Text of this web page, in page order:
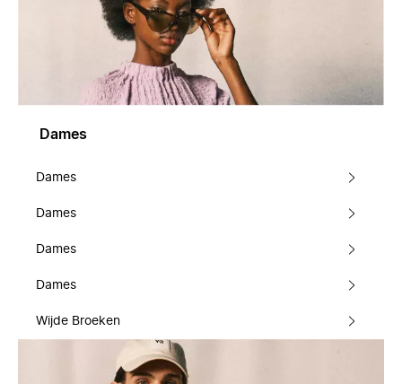
Dames
Dames
Dames
Dames
Dames
Wijde Broeken